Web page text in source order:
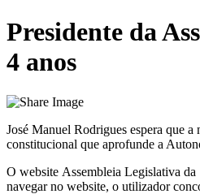
Presidente da
4 anos
José Manuel Rodrigues espera que
constitucional que aprofunde a
O website Assembleia Legislativa
navegar no website, o utilizador